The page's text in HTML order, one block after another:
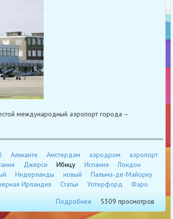
международный аэропорт города –
Аликанте Амстердам аэродром
аэропорт
Джерси Ибицу Испания
Лондон
Нидерланды новый
Пальма-де-Майорку
Ирландия Статьи Уотерфорд
Фаро
Подробнее
5309 просмотров